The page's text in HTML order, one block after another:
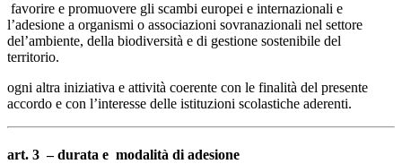
favorire e promuovere gli scambi europei e internazionali e
l’adesione a organismi o associazioni sovranazionali nel settore
del’ambiente, della biodiversità e di gestione sostenibile del
territorio.
ogni altra iniziativa e attività coerente con le finalità del presente
accordo e con l’interesse delle istituzioni scolastiche aderenti.
art. 3 – durata e modalità di adesione